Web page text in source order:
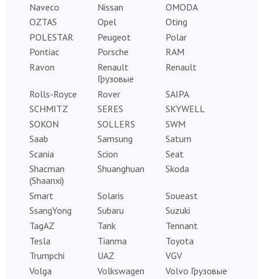
Naveco
Nissan
OMODA
OZTAS
Opel
Oting
POLESTAR
Peugeot
Polar
Pontiac
Porsche
RAM
Ravon
Renault
Грузовые
Renault
Rolls-Royce Rover
SAIPA
SCHMITZ
SERES
SKYWELL
SOKON
SOLLERS
SWM
Saab
Samsung
Saturn
Scania
Scion
Seat
Shacman
(Shaanxi)
Shuanghuan Skoda
Smart Solaris
Soueast
SsangYong
Subaru
Suzuki
TagAZ
Tank
Tennant
Tesla
Tianma
Toyota
Trumpchi
UAZ
VGV
Volga
Volkswagen
Volvo Грузовые